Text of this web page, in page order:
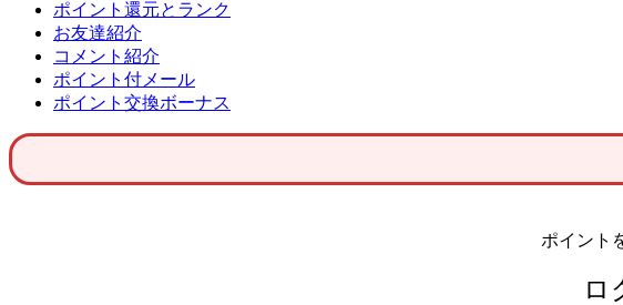
ポイント還元とランク
お友達紹介
コメント紹介
ポイント付メール
ポイント交換ボーナス
ポイント
ロ